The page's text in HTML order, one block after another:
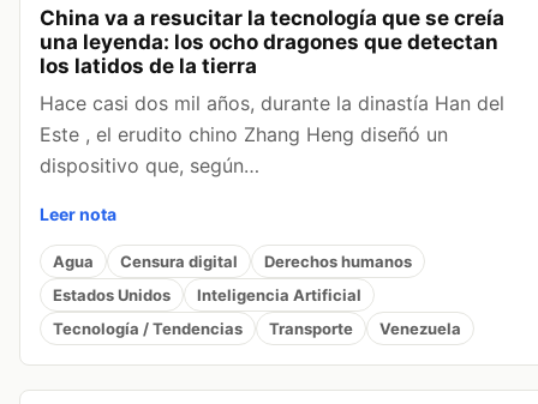
China va a resucitar la tecnología que se creía
una leyenda: los ocho dragones que detectan
los latidos de la tierra
Hace casi dos mil años, durante la dinastía Han del
Este , el erudito chino Zhang Heng diseñó un
dispositivo que, según…
Leer nota
Agua Censura digital
Derechos humanos
Estados Unidos
Inteligencia Artificial
Tecnología / Tendencias
Transporte Venezuela